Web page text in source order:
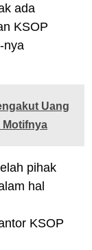
ada
KSOP
nya
Uang
Motifnya
pihak
hal
KSOP